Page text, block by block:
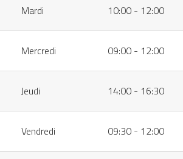
Mardi 10:00 - 12:00
Mercredi 09:00 - 12:00
Jeudi 14:00 - 16:30
Vendredi 09:30 - 12:00